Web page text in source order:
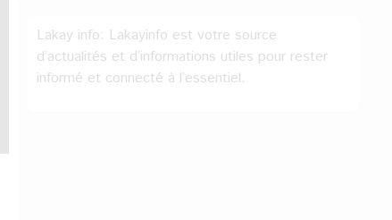
Lakay info: Lakayinfo est votre source
d’actualités et d’informations utiles pour rester
informé et connecté à l’essentiel.